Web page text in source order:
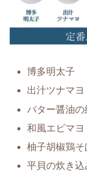
博多明太子
出汁ツナマヨ
バター醤油の
和風エビマヨ
柚子胡椒鶏そ
平貝の炊き